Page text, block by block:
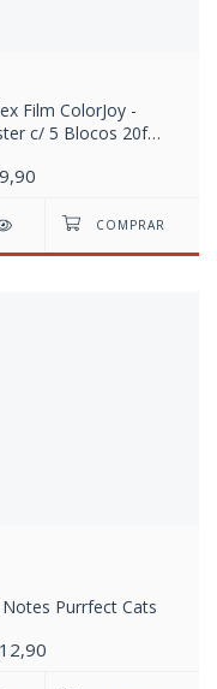
Film ColorJoy -
c/ 5 Blocos 20f
Notes Purrfect Cats